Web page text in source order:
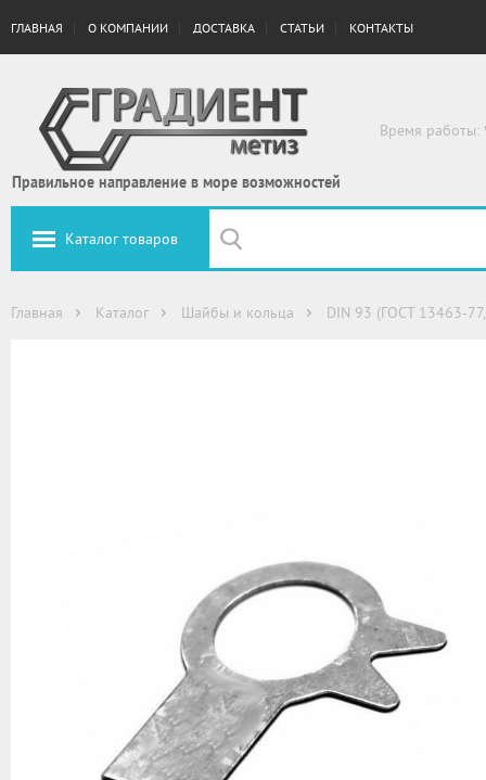
ГЛАВНАЯ О КОМПАНИИ ДОСТАВКА СТАТЬИ КОНТАКТЫ
Правильное направление в море возможностей
Время работы:
Каталог товаров
Главная Каталог Шайбы и кольца DIN 93 (ГОСТ 13463-